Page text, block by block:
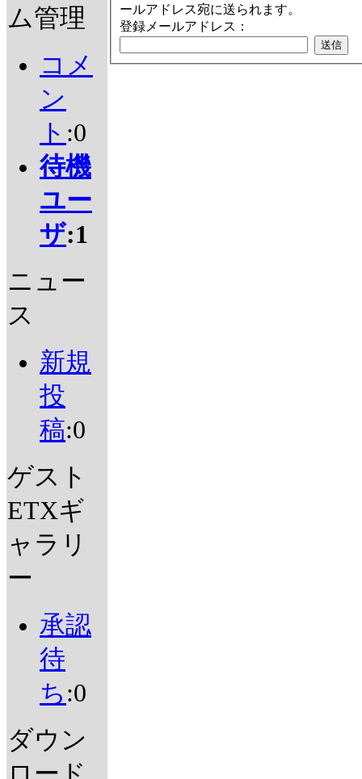
ム管理
コメ
ン
ト :0
待機
ユー
ザ:1
ニュー
ス
新規
投
稿:0
ゲスト
ETXギ
ャラリ
ー
承認
待
ち :0
ダウン
ールアドレス宛に送られます。
登録メールアドレス：